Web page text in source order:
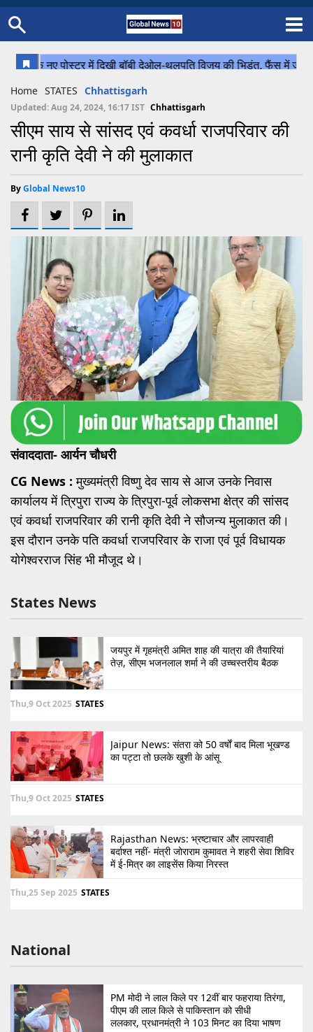
Uttar Pradesh
Chhattisgarh
Bihar
Cricket
Football
Home STATES Chhattisgarh
Updated: Aug 24, 2024, 16:17 IST Chhattisgarh
सीएम साय से सांसद एवं कवर्धा राजपरिवार की
रानी कृति देवी ने की मुलाकात
ByGlobal News10
संवाददाता- आर्यन चौधरी
CG News :मुख्यमंत्री विष्णु देव साय से आज उनके निवास
कार्यालय में त्रिपुरा राज्य के त्रिपुरा-पूर्व लोकसभा क्षेत्र की सांसद
एवं कवर्धा राजपरिवार की रानी कृति देवी ने सौजन्य मुलाकात की।
इस दौरान उनके पति कवर्धा राजपरिवार के राजा एवं पूर्व विधायक
योगेश्वरराज सिंह भी मौजूद थे।
States News
जयपुर में गृहमंत्री अमित शाह की यात्रा की तैयारियां
तेज़, सीएम भजनलाल शर्मा ने की उच्चस्तरीय बैठक
Thu,9 Oct 2025 STATES
Jaipur News: संतरा को 50 वर्षों बाद मिला भूखण्ड
का पट्टा तो छलके खुशी के आंसू
Thu,9 Oct 2025 STATES
Rajasthan News: भ्रष्टाचार और लापरवाही
बर्दाश्त नहीं- मंत्री जोराराम कुमावत ने शहरी सेवा शिविर
में ई-मित्र का लाइसेंस किया निरस्त
Thu,25 Sep 2025 STATES
National
PM मोदी ने लाल किले पर 12वीं बार फहराया तिरंगा,
पीएम की लाल किले से पाकिस्तान को सीधी
ललकार, प्रधानमंत्री ने 103 मिनट का दिया भाषण